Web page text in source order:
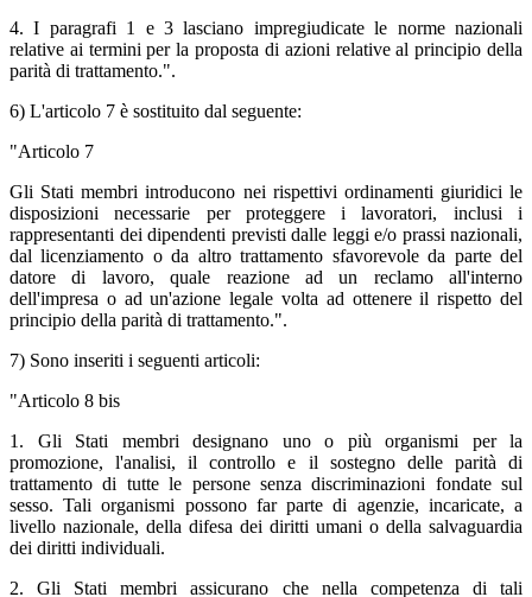
4. I paragrafi 1 e 3 lasciano impregiudicate le norme nazionali
relative ai termini per la proposta di azioni relative al principio della
parità di trattamento.".
6) L'articolo 7 è sostituito dal seguente:
"Articolo 7
Gli Stati membri introducono nei rispettivi ordinamenti giuridici le
disposizioni necessarie per proteggere i lavoratori, inclusi i
rappresentanti dei dipendenti previsti dalle leggi e/o prassi nazionali,
dal licenziamento o da altro trattamento sfavorevole da parte del
datore di lavoro, quale reazione ad un reclamo all'interno
dell'impresa o ad un'azione legale volta ad ottenere il rispetto del
principio della parità di trattamento.".
7) Sono inseriti i seguenti articoli:
"Articolo 8 bis
1. Gli Stati membri designano uno o più organismi per la
promozione, l'analisi, il controllo e il sostegno delle parità di
trattamento di tutte le persone senza discriminazioni fondate sul
sesso. Tali organismi possono far parte di agenzie, incaricate, a
livello nazionale, della difesa dei diritti umani o della salvaguardia
dei diritti individuali.
2. Gli Stati membri assicurano che nella competenza di tali